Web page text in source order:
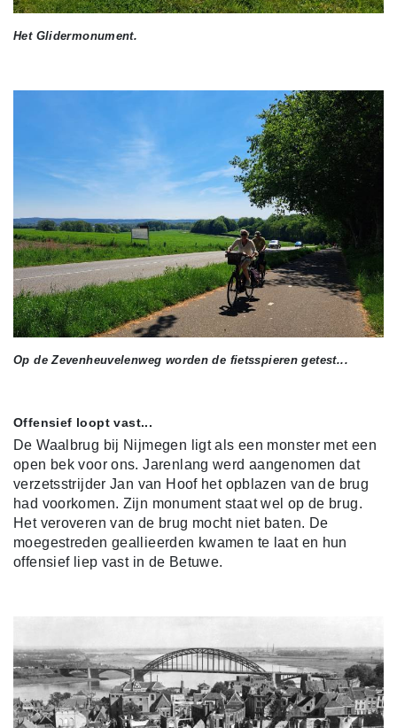
Het Glidermonument.
Op de Zevenheuvelenweg worden de fietsspieren getest...
Offensief loopt vast...
De Waalbrug bij Nijmegen ligt als een monster met een
open bek voor ons. Jarenlang werd aangenomen dat
verzetsstrijder Jan van Hoof het opblazen van de brug
had voorkomen. Zijn monument staat wel op de brug.
Het veroveren van de brug mocht niet baten. De
moegestreden geallieerden kwamen te laat en hun
offensief liep vast in de Betuwe.